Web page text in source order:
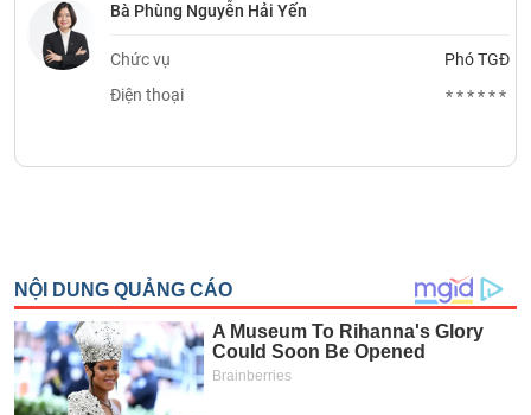
Bà Phùng Nguyễn Hải Yến
Chức vụ
Phó TGĐ
Điện thoại
******